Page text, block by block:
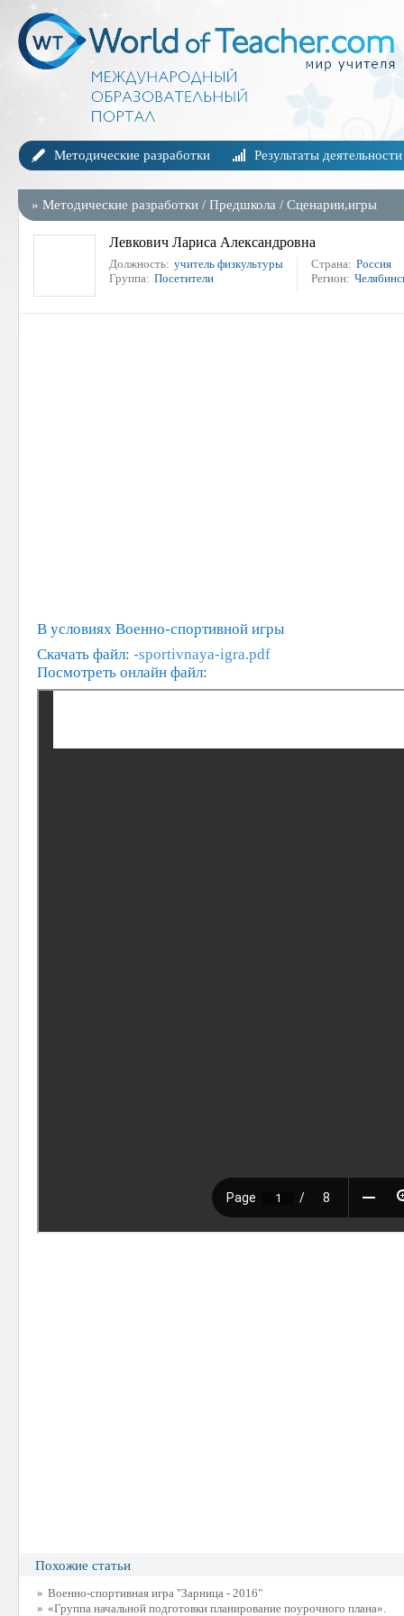
Методические разработки Результаты деятельности
» Методические разработки / Предшкола / Сценарии,игры
Левкович Лариса Александровна
Должность: учитель физкультуры
Группа: Посетители
Страна: Россия
Регион:
В условиях Военно-спортивной игры
Скачать файл: -sportivnaya-igra.pdf
Посмотреть онлайн файл:
Похожие статьи
» Военно-спортивная игра "Зарница - 2016"
» «Группа начальной подготовки планирование поурочного плана».